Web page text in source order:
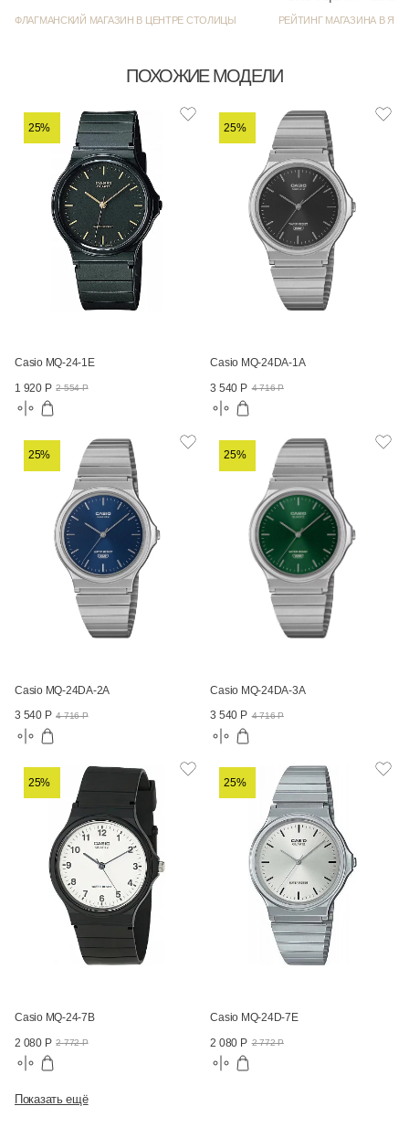
ФЛАГМАНСКИЙ МАГАЗИН В ЦЕНТРЕ СТОЛИЦЫ РЕЙТИНГ МАГАЗИНА В
ПОХОЖИЕ МОДЕЛИ
25%
Casio MQ-24-1E
1 920 Р 2 554 Р
25%
Casio MQ-24DA-1A
3 540 Р 4 716 Р
25%
Casio MQ-24DA-2A
3 540 Р 4 716 Р
25%
Casio MQ-24DA-3A
3 540 Р 4 716 Р
25%
Casio MQ-24-7B
2 080 Р 2 772 Р
25%
Casio MQ-24D-7E
2 080 Р 2 772 Р
Показать ещё